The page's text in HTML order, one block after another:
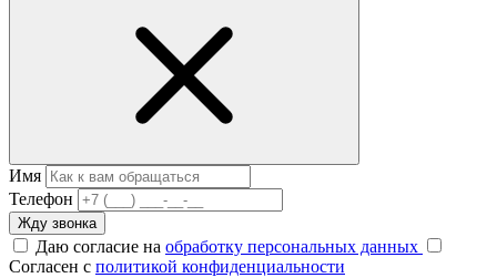
Имя
Телефон
Жду звонка
Даю согласие на обработку персональных данных
Согласен с политикой конфиденциальности